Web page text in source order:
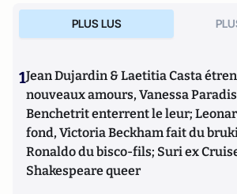
PLUS LUS
1Jean Dujardin & Laetitia Casta
nouveaux amours, Vanessa
Benchetrit enterrent le leur;
fond, Victoria Beckham fait du
Ronaldo du bisco-fils; Suri ex
Shakespeare queer